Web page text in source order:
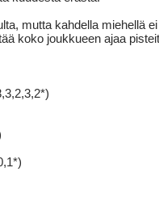
mutta kahdella miehellä
koko joukkueen ajaa